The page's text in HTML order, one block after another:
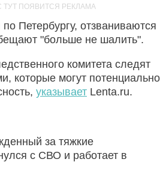
Петербургу, отзваниваются
"больше не шалить".
комитета следят
которые могут потенциально
указывает Lenta.ru.
за тяжкие
с СВО и работает в